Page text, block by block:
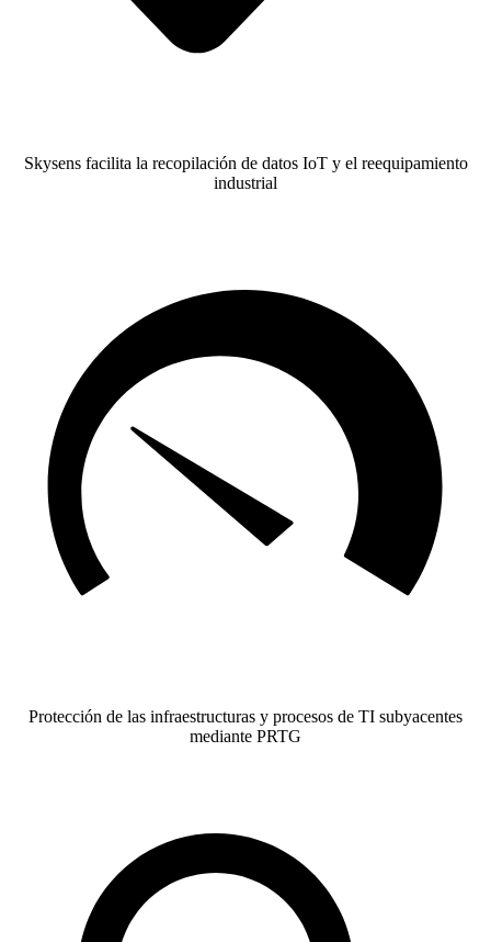
Skysens facilita la recopilación de datos IoT y el reequipamiento
industrial
Protección de las infraestructuras y procesos de TI subyacentes
mediante PRTG